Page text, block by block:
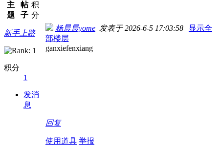
主
题
帖
子
积
分
新手上路
积分
1
发消
息
杨晨晨yome 发表于 2026-6-5 17:03:58 | 显示全
部楼层
ganxiefenxiang
回复
使用道具 举报